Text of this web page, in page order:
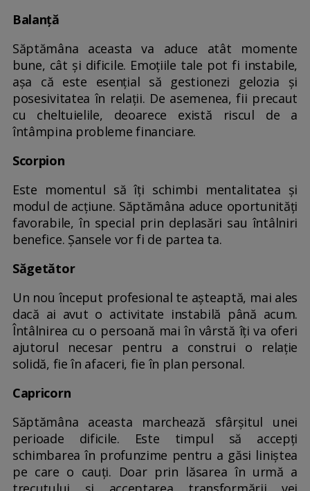
Balanță
Săptămâna aceasta va aduce atât momente
bune, cât și dificile. Emoțiile tale pot fi instabile,
așa că este esențial să gestionezi gelozia și
posesivitatea în relații. De asemenea, fii precaut
cu cheltuielile, deoarece există riscul de a
întâmpina probleme financiare.
Scorpion
Este momentul să îți schimbi mentalitatea și
modul de acțiune. Săptămâna aduce oportunități
favorabile, în special prin deplasări sau întâlniri
benefice. Șansele vor fi de partea ta.
Săgetător
Un nou început profesional te așteaptă, mai ales
dacă ai avut o activitate instabilă până acum.
Întâlnirea cu o persoană mai în vârstă îți va oferi
ajutorul necesar pentru a construi o relație
solidă, fie în afaceri, fie în plan personal.
Capricorn
Săptămâna aceasta marchează sfârșitul unei
perioade dificile. Este timpul să accepți
schimbarea în profunzime pentru a găsi liniștea
pe care o cauți. Doar prin lăsarea în urmă a